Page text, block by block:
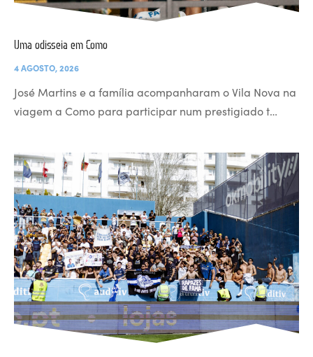
Uma odisseia em Como
4 AGOSTO, 2026
José Martins e a família acompanharam o Vila Nova na
viagem a Como para participar num prestigiado t…